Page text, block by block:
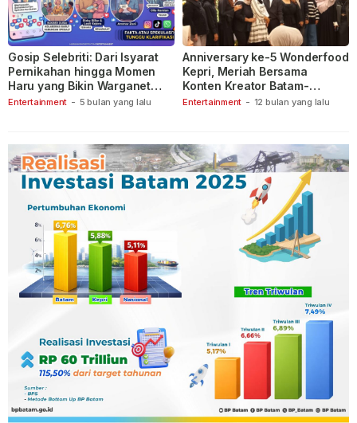
Entertainment - 5 bulan yang lalu
Gosip Selebriti: Dari Isyarat
Pernikahan hingga Momen
Haru yang Bikin Warganet
Berspekulasi
Entertainment - 12 bulan yang lalu
Anniversary ke-5 Wonderfood
Kepri, Meriah Bersama
Konten Kreator Batam-
Tanjungpinang